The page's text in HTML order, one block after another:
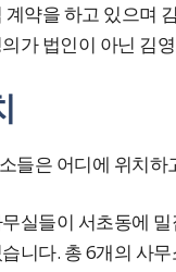
약을 하고 있으며
가 법인이 아닌 김
들은 어디에 위치하
실들이 서초동에
니다. 총 6개의 사